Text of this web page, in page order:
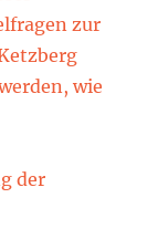
zur
wie
der